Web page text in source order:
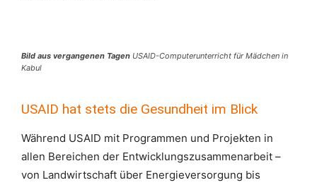
Bild aus vergangenen Tagen USAID-Computerunterricht für Mädchen in
Kabul
USAID hat stets die Gesundheit im Blick
Während USAID mit Programmen und Projekten in
allen Bereichen der Entwicklungszusammenarbeit –
von Landwirtschaft über Energieversorgung bis